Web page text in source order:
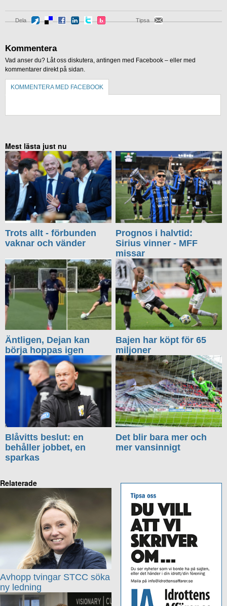
Dela Tipsa
Kommentera
Vad anser du? Låt oss diskutera, antingen med Facebook – eller med
kommentarer direkt på sidan.
KOMMENTERA MED FACEBOOK
Mest lästa just nu
Trots allt - förbunden
vaknar och vänder
Prognos i halvtid:
Sirius vinner - MFF
missar
Äntligen, Dejan kan
börja hoppas igen
Bajen har köpt för 65
miljoner
Blåvitts beslut: en
behåller jobbet, en
sparkas
Det blir bara mer och
mer vansinnigt
Relaterade
Avhopp tvingar STCC söka
ny ledning